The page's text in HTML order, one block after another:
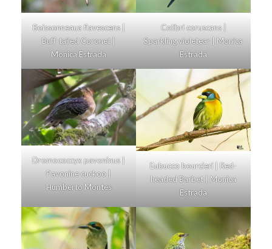
Boissonneaua flavescens |
Buff-tailed Coronet |
Monica Estrada
Colibri coruscans |
Sparkling violetear | Monica
Estrada
Dromococcyx pavoninus |
Pavonine cuckoo |
Humberto Montes
Eubucco bourcieri | Red-
headed Barbet | Monica
Estrada